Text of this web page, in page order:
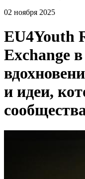
02 ноября 2025
EU4Youth
Exchange
и идеи,